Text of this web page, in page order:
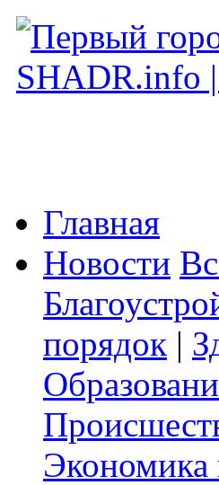
Главная
Новости
порядок |
Экономика